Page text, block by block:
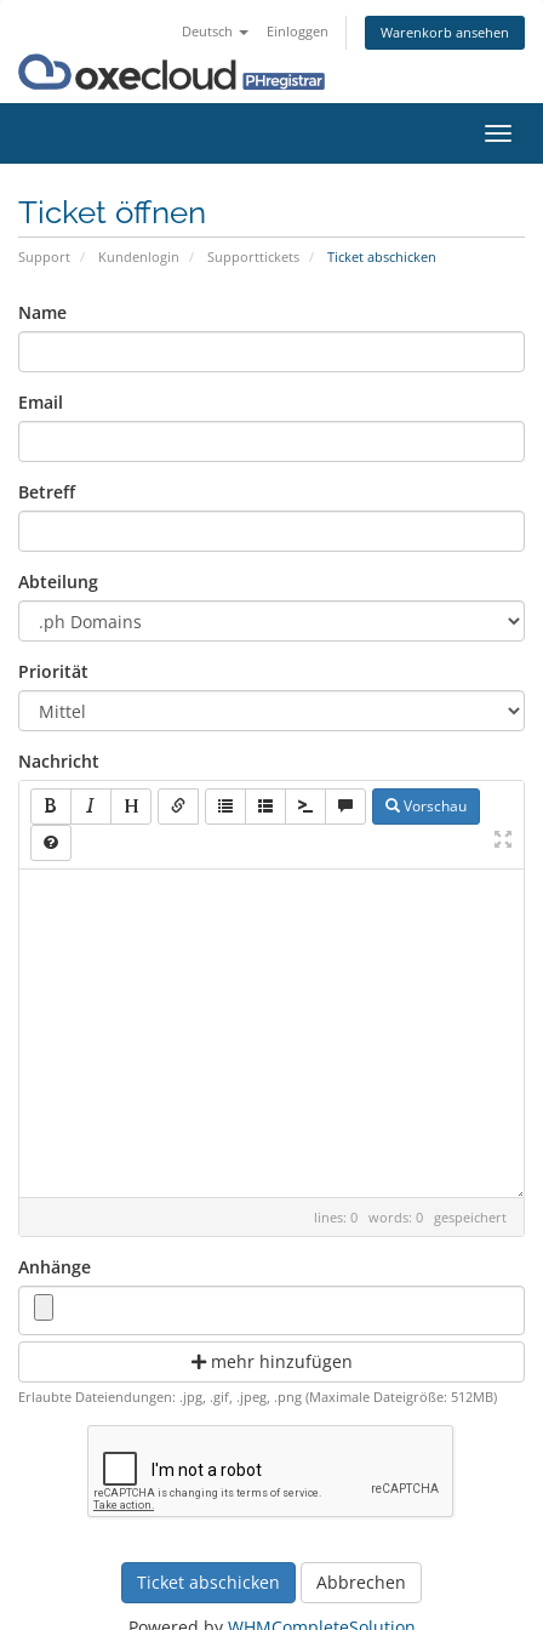
Deutsch Einloggen Warenkorb ansehen
ein-/
Ticket öffnen
Support Kundenlogin Supporttickets Ticket abschicken
Name
Email
Betreff
Abteilung
Priorität
Nachricht
Vorschau
lines: 0 words: 0 gespeichert
Anhänge
mehr hinzufügen
Erlaubte Dateiendungen: .jpg, .gif, .jpeg, .png (Maximale Dateigröße: 512MB)
Abbrechen